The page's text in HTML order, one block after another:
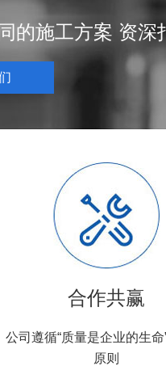
的施工方案 资深
合作共赢
公司遵循“质量是企业的生命
原则